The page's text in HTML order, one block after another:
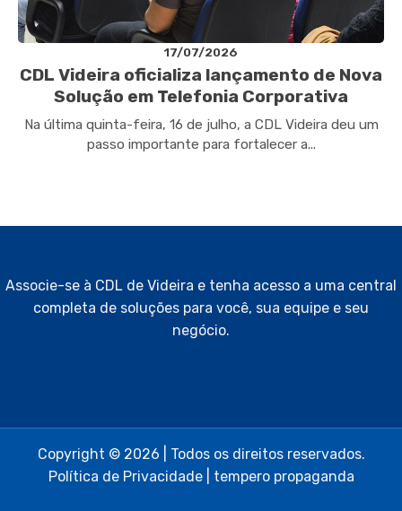
17/07/2026
CDL Videira oficializa lançamento de Nova
Solução em Telefonia Corporativa
Na última quinta-feira, 16 de julho, a CDL Videira deu um
passo importante para fortalecer a...
Associe-se à CDL de Videira e tenha acesso a uma central
completa de soluções para você, sua equipe e seu
negócio.
Copyright © 2026 | Todos os direitos reservados.
Política de Privacidade| tempero propaganda